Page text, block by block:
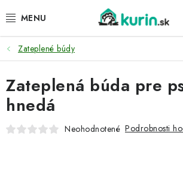
na
PRE HYDINU
PRE PSY
PRE ZAJACE
Zateplené búdy
Zateplená búda pre
hnedá
Neohodnotené Podrobnosti